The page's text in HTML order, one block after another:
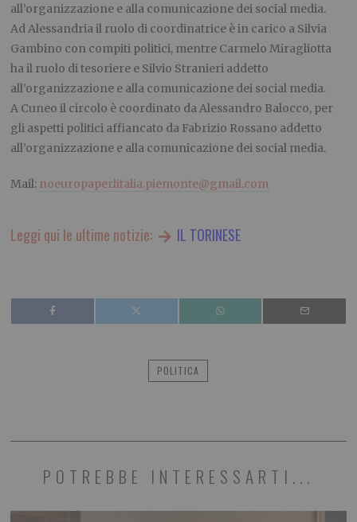
all’organizzazione e alla comunicazione dei social media.
Ad Alessandria il ruolo di coordinatrice è in carico a Silvia
Gambino con compiti politici, mentre Carmelo Miragliotta
ha il ruolo di tesoriere e Silvio Stranieri addetto
all’organizzazione e alla comunicazione dei social media.
A Cuneo il circolo è coordinato da Alessandro Balocco, per
gli aspetti politici affiancato da Fabrizio Rossano addetto
all’organizzazione e alla comunicazione dei social media.
Mail: noeuropaperlitalia.piemonte@gmail.com
Leggi qui le ultime notizie: IL TORINESE
POLITICA
POTREBBE INTERESSARTI...